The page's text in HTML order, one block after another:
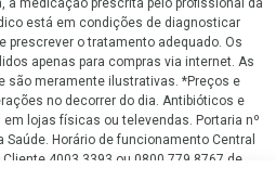
a medicação prescrita pelo profissional da
está em condições de diagnosticar
prescrever o tratamento adequado. Os
apenas para compras via internet. As
meramente ilustrativas. *Preços e
no decorrer do dia. Antibióticos e
lojas físicas ou televendas. Portaria nº
Horário de funcionamento Central
4003 3393 ou 0800 779 8767 de